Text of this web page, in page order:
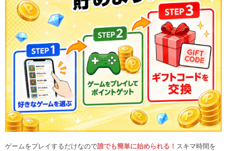
ゲームをプレイするだけなので誰でも簡単に始められる！ スキマ時間を